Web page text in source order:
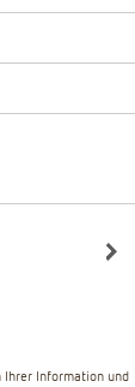
Ihrer Information und